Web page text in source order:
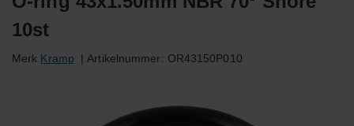
10st
Merk Kramp | Artikelnummer: OR43150P010